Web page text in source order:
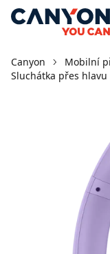
Canyon Mobilní
Sluchátka přes hlavu